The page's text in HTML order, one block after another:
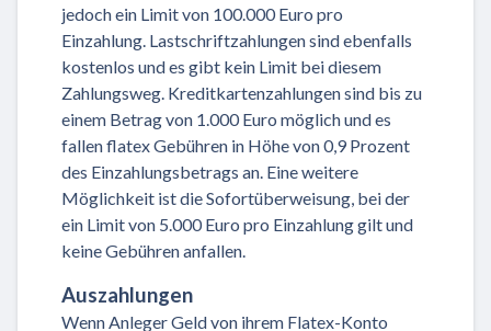
jedoch ein Limit von 100.000 Euro pro
Einzahlung. Lastschriftzahlungen sind ebenfalls
kostenlos und es gibt kein Limit bei diesem
Zahlungsweg. Kreditkartenzahlungen sind bis zu
einem Betrag von 1.000 Euro möglich und es
fallen flatex Gebühren in Höhe von 0,9 Prozent
des Einzahlungsbetrags an. Eine weitere
Möglichkeit ist die Sofortüberweisung, bei der
ein Limit von 5.000 Euro pro Einzahlung gilt und
keine Gebühren anfallen.
Auszahlungen
Wenn Anleger Geld von ihrem Flatex-Konto